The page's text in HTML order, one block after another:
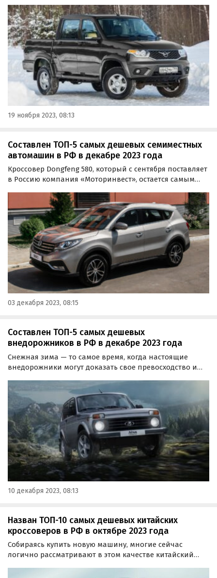
относительно доступных отечественных моделей до
более дорогих китайских.
19 ноября 2023, 08:13
Составлен ТОП-5 самых дешевых семиместных
автомашин в РФ в декабре 2023 года
Кроссовер Dongfeng 580, который с сентября поставляет
в Россию компания «Моторинвест», остается самым
следует из свежего рейтинга портала «Автоновости
дня», опубликованного в субботу, 3 декабря.
03 декабря 2023, 08:15
Составлен ТОП-5 самых дешевых
внедорожников в РФ в декабре 2023 года
Снежная зима — то самое время, когда настоящие
внедорожники могут доказать свое превосходство и
декабре стоят дешевле всего, выяснил портал
«Автоновости дня».
10 декабря 2023, 08:13
Назван ТОП-10 самых дешевых китайских
кроссоверов в РФ в октябре 2023 года
Собираясь купить новую машину, многие сейчас
логично рассматривают в этом качестве китайский